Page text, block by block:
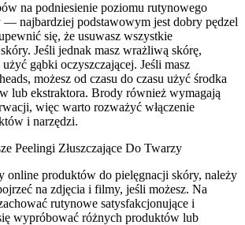
na podniesienie poziomu rutynowego
— najbardziej podstawowym jest dobry pędzel
się, że usuwasz wszystkie
Jeśli jednak masz wrażliwą skórę,
gąbki oczyszczającej. Jeśli masz
możesz od czasu do czasu użyć środka
lub ekstraktora. Brody również wymagają
więc warto rozważyć włączenie
i narzędzi.
Peelingi Złuszczające Do Twarzy
online produktów do pielęgnacji skóry, należy
na zdjęcia i filmy, jeśli możesz. Na
rutynowe satysfakcjonujące i
wypróbować różnych produktów lub